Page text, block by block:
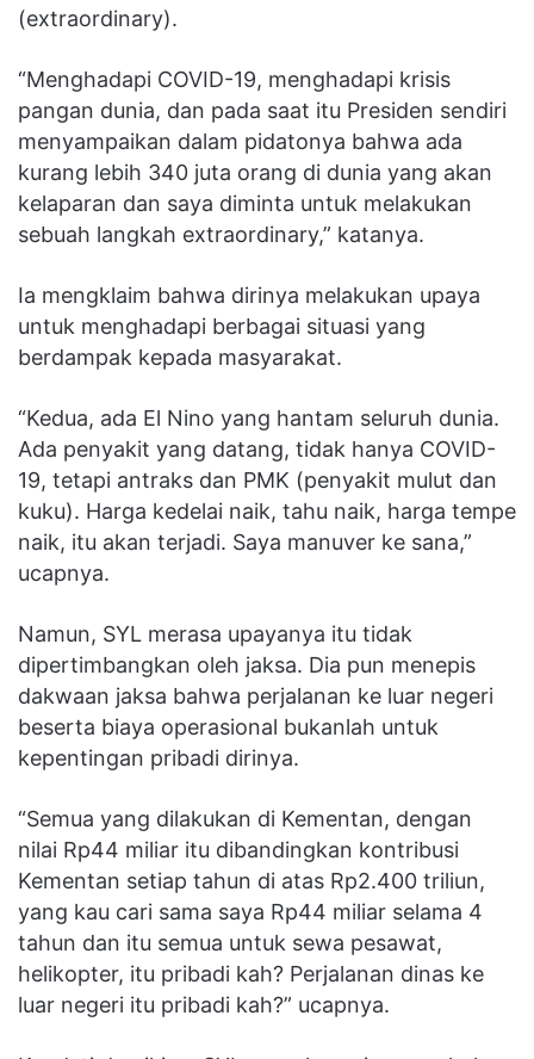
(extraordinary).
“Menghadapi COVID-19, menghadapi krisis
pangan dunia, dan pada saat itu Presiden sendiri
menyampaikan dalam pidatonya bahwa ada
kurang lebih 340 juta orang di dunia yang akan
kelaparan dan saya diminta untuk melakukan
sebuah langkah extraordinary,” katanya.
Ia mengklaim bahwa dirinya melakukan upaya
untuk menghadapi berbagai situasi yang
berdampak kepada masyarakat.
“Kedua, ada El Nino yang hantam seluruh dunia.
Ada penyakit yang datang, tidak hanya COVID-
19, tetapi antraks dan PMK (penyakit mulut dan
kuku). Harga kedelai naik, tahu naik, harga tempe
naik, itu akan terjadi. Saya manuver ke sana,”
ucapnya.
Namun, SYL merasa upayanya itu tidak
dipertimbangkan oleh jaksa. Dia pun menepis
dakwaan jaksa bahwa perjalanan ke luar negeri
beserta biaya operasional bukanlah untuk
kepentingan pribadi dirinya.
“Semua yang dilakukan di Kementan, dengan
nilai Rp44 miliar itu dibandingkan kontribusi
Kementan setiap tahun di atas Rp2.400 triliun,
yang kau cari sama saya Rp44 miliar selama 4
tahun dan itu semua untuk sewa pesawat,
helikopter, itu pribadi kah? Perjalanan dinas ke
luar negeri itu pribadi kah?” ucapnya.